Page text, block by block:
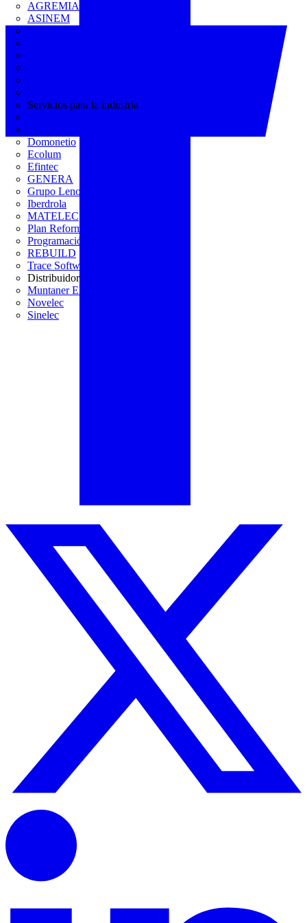
AGREMIA
ASINEM
Servicios para la industria
Domonetio
Ecolum
Efintec
GENERA
Grupo Lenor
Iberdrola
MATELEC
Plan Reforma
Programación Integral
REBUILD
Trace Software
Distribuidor
Muntaner Electro
Novelec
Sinelec